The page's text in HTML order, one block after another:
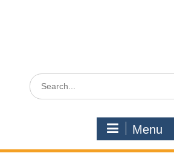
Search
for:
Menu